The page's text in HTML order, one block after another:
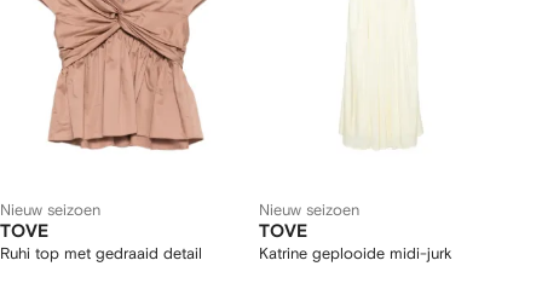
Nieuw seizoen
TOVE
Ruhi top met gedraaid detail
Nieuw seizoen
TOVE
Katrine geplooide midi-jurk